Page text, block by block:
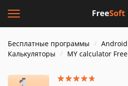
Бесплатные программы Android
Калькуляторы
MY calculator Free